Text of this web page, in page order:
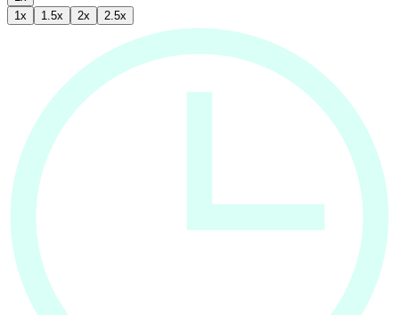
1x 1.5x 2x 2.5x